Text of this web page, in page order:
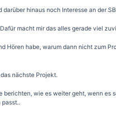
hinaus noch Interesse an der
macht mir das alles gerade viel
Hören habe, warum dann nicht zum
nächste Projekt.
berichten, wie es weiter geht, wenn es